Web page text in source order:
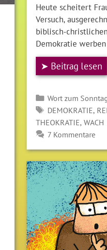
Heute scheitert
Versuch,
biblisch-
Demokratie
➤ Beitrag lesen
Kategorien
Wort zum
SCHLAGWÖRTER
DEMOKRATIE,
THEOKRATIE,WACH
7 Kommentare